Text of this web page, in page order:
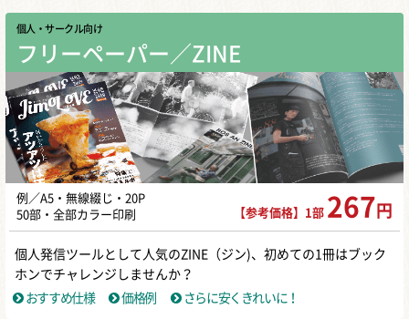
個人・サークル向け
フリーペーパー／ZINE
例／A5・無線綴じ・20P
50部・全部カラー印刷
【参考価格】1部 267 円
個人発信ツールとして人気のZINE（ジン)、初めての1冊はブック
ホンでチャレンジしませんか？
おすすめ仕様
価格例 さらに安くきれいに！